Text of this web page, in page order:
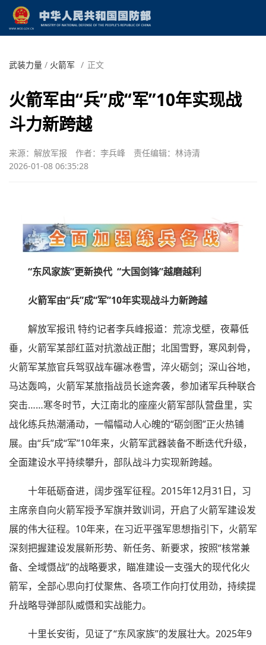
武装力量 / 火箭军 / 正文
火箭军由“兵”成“军”10年实现战
斗力新跨越
来源：解放军报 作者：李兵峰
责任编辑：林诗清
2026-01-08 06:35:28
“东风家族”更新换代 “大国剑锋”越磨越利
火箭军由“兵”成“军”10年实现战斗力新跨越
解放军报讯 特约记者李兵峰报道：荒凉戈壁，夜幕低
垂，火箭军某部红蓝对抗激战正酣；北国雪野，寒风刺骨，
火箭军某旅官兵驾驭战车碾冰卷雪，淬火砺剑；深山谷地，
马达轰鸣，火箭军某旅指战员长途奔袭，参加诸军兵种联合
突击……寒冬时节，大江南北的座座火箭军部队营盘里，实
战化练兵热潮涌动，一幅幅动人心魄的“砺剑图”正火热铺
展。由“兵”成“军”10年来，火箭军武器装备不断迭代升级，
全面建设水平持续攀升，部队战斗力实现新跨越。
十年砥砺奋进，阔步强军征程。2015年12月31日，习
主席亲自向火箭军授予军旗并致训词，开启了火箭军建设发
展的伟大征程。10年来，在习近平强军思想指引下，火箭军
深刻把握建设发展新形势、新任务、新要求，按照“核常兼
备、全域慑战”的战略要求，瞄准建设一支强大的现代化火
箭军，全部心思向打仗聚焦、各项工作向打仗用劲，持续提
升战略导弹部队威慑和实战能力。
十里长安街，见证了“东风家族”的发展壮大。2025年9